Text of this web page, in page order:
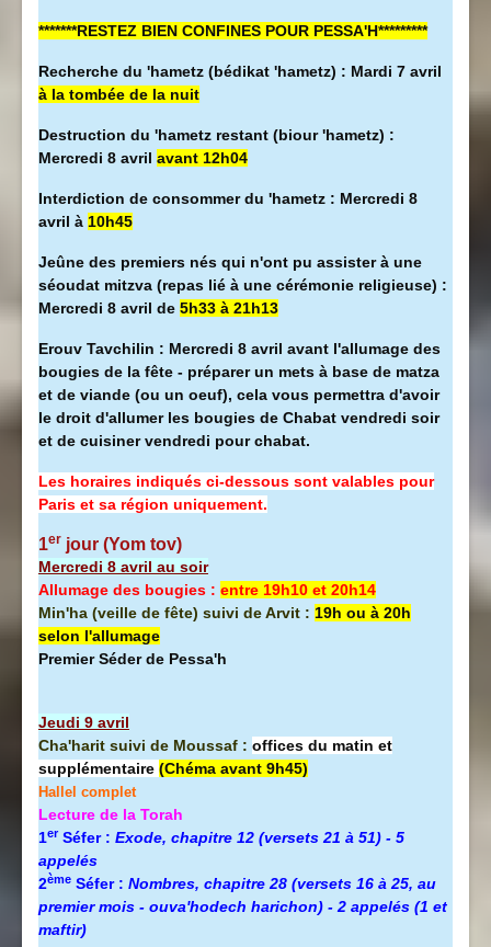
*******RESTEZ BIEN CONFINES POUR PESSA'H*********
Recherche du 'hametz (bédikat 'hametz) : Mardi 7 avril
à la tombée de la nuit
Destruction du 'hametz restant (biour 'hametz) :
Mercredi 8 avril avant 12h04
Interdiction de consommer du 'hametz : Mercredi 8
avril à 10h45
Jeûne des premiers nés qui n'ont pu assister à une
séoudat mitzva (repas lié à une cérémonie religieuse) :
Mercredi 8 avril de 5h33 à 21h13
Erouv Tavchilin : Mercredi 8 avril avant l'allumage des
bougies de la fête - préparer un mets à base de matza
et de viande (ou un oeuf), cela vous permettra d'avoir
le droit d'allumer les bougies de Chabat vendredi soir
et de cuisiner vendredi pour chabat.
Les horaires indiqués ci-dessous sont valables pour
Paris et sa région uniquement.
1er jour (Yom tov)
Mercredi 8 avril au soir
Allumage des bougies : entre 19h10 et 20h14
Min'ha (veille de fête) suivi de Arvit : 19h ou à 20h
selon l'allumage
Premier Séder de Pessa'h
Jeudi 9 avril
Cha'harit suivi de Moussaf : offices du matin et
supplémentaire (Chéma avant 9h45)
Hallel complet
Lecture de la Torah
1erSéfer : Exode, chapitre 12 (versets 21 à 51) - 5
appelés
2ème Séfer : Nombres, chapitre 28 (versets 16 à 25, au
premier mois - ouva'hodech harichon) - 2 appelés (1 et
maftir)